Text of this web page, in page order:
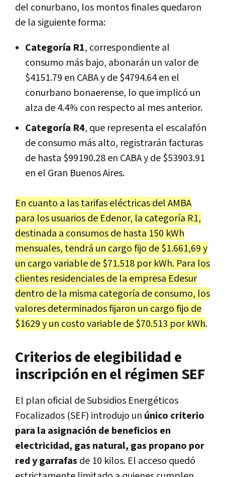
del conurbano, los montos finales quedaron
de la siguiente forma:
Categoría R1, correspondiente al
consumo más bajo, abonarán un valor de
$4151.79 en CABA y de $4794.64 en el
conurbano bonaerense, lo que implicó un
alza de 4.4% con respecto al mes anterior.
Categoría R4, que representa el escalafón
de consumo más alto, registrarán facturas
de hasta $99190.28 en CABA y de $53903.91
en el Gran Buenos Aires.
En cuanto a las tarifas eléctricas del AMBA
para los usuarios de Edenor, la categoría R1,
destinada a consumos de hasta 150 kWh
mensuales, tendrá un cargo fijo de $1.661,69 y
un cargo variable de $71.518 por kWh. Para los
clientes residenciales de la empresa Edesur
dentro de la misma categoría de consumo, los
valores determinados fijaron un cargo fijo de
$1629 y un costo variable de $70.513 por kWh.
Criterios de elegibilidad e
inscripción en el régimen SEF
El plan oficial de Subsidios Energéticos
Focalizados (SEF) introdujo un único criterio
para la asignación de beneficios en
electricidad, gas natural, gas propano por
red y garrafas de 10 kilos. El acceso quedó